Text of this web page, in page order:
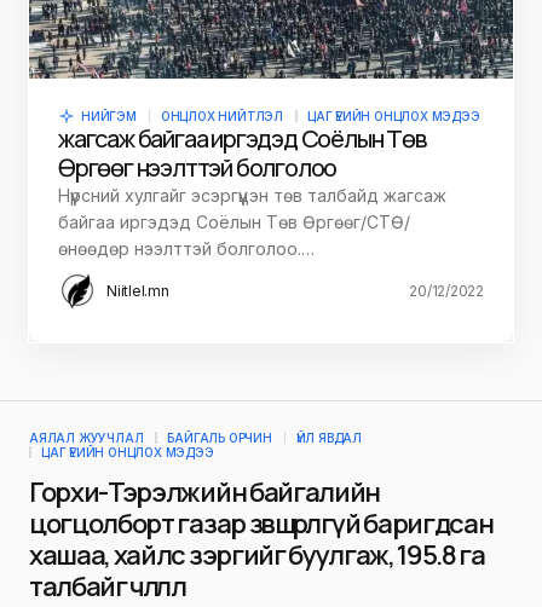
НИЙГЭМ ОНЦЛОХ НИЙТЛЭЛ ЦАГ ҮЕИЙН ОНЦЛОХ МЭДЭЭ
жагсаж байгаа иргэдэд Соёлын Төв
Өргөөг нээлттэй болголоо
Нүүрсний хулгайг эсэргүүцэн төв талбайд жагсаж
байгаа иргэдэд Соёлын Төв Өргөөг/СТӨ/
өнөөдөр нээлттэй болголоо.…
Niitlel.mn 20/12/2022
АЯЛАЛ ЖУУЧЛАЛ БАЙГАЛЬ ОРЧИН
ҮЙЛ ЯВДАЛ
ЦАГ ҮЕИЙН ОНЦЛОХ МЭДЭЭ
Горхи-Тэрэлжийн байгалийн
цогцолборт газар зөвшөөрөлгүй баригдсан
хашаа, хайлс зэргийг буулгаж, 195.8 га
талбайг чөлөөллөө